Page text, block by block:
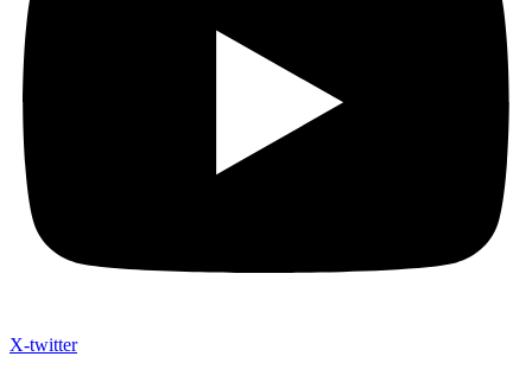
X-twitter